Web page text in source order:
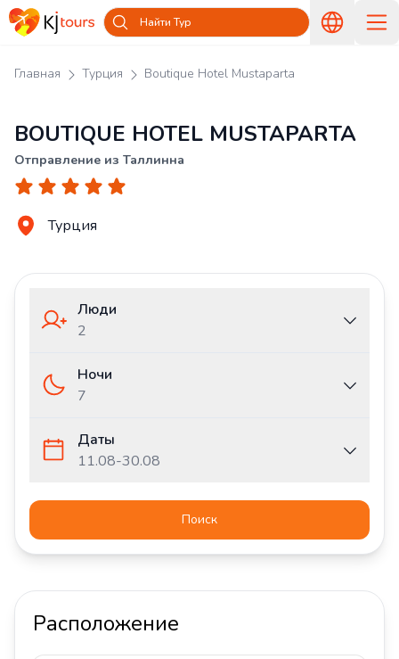
Найти Тур
Главная Турция Boutique Hotel Mustaparta
BOUTIQUE HOTEL MUSTAPARTA
Отправление из Таллинна
Турция
Люди
2
Ночи
7
Даты
11.08-30.08
Поиск
Расположение